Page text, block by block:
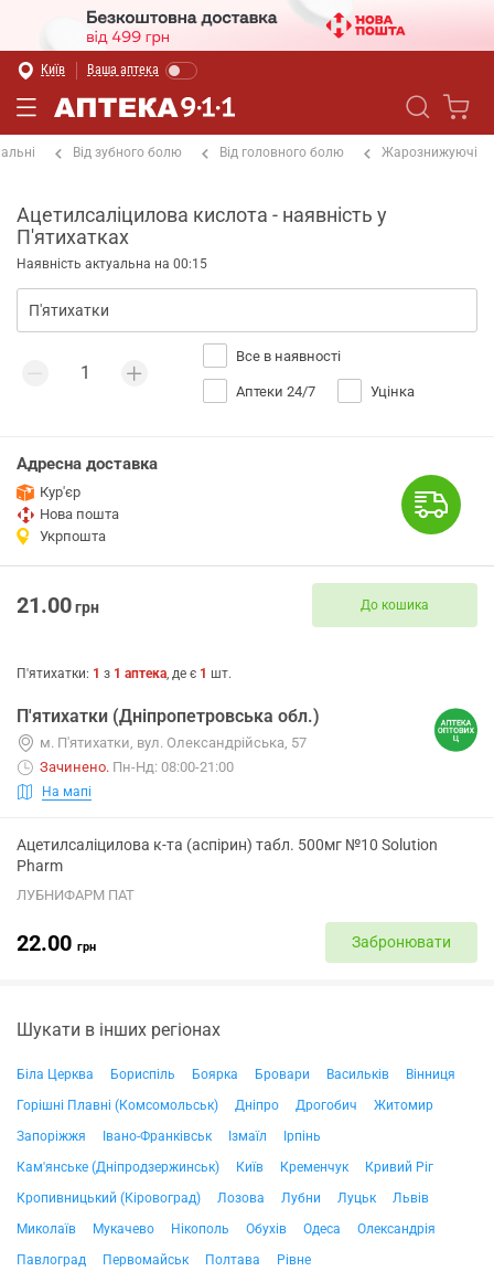
Київ Ваша аптека
Від зубного болю Від головного болю Жарознижуючі
Ацетилсаліцилова кислота - наявність у
П'ятихатках
Наявність актуальна на 00:15
Все в наявності
Аптеки 24/7 Уцінка
Адресна доставка
Кур'єр
Нова пошта
Укрпошта
21.00грн До кошика
П'ятихатки: 1 з 1 аптека, де є 1 шт.
П'ятихатки (Дніпропетровська обл.)
м. П'ятихатки, вул. Олександрійська, 57
Зачинено. Пн-Нд: 08:00-21:00
На мапі
Ацетилсаліцилова к-та (аспірин) табл. 500мг №10 Solution
Pharm
ЛУБНИФАРМ ПАТ
22.00 грн Забронювати
Шукати в інших регіонах
Біла Церква Бориспіль Боярка Бровари Васильків
Вінниця
Горішні Плавні (Комсомольськ)
Дніпро Дрогобич
Житомир
Запоріжжя
Івано-Франківськ Ізмаїл
Ірпінь
Кам'янське (Дніпродзержинськ)
Київ Кременчук
Кривий Ріг
Кропивницький (Кіровоград)
Лозова Лубни Луцьк
Львів
Миколаїв
Мукачево Нікополь Обухів Одеса
Олександрія
Павлоград
Первомайськ Полтава
Рівне